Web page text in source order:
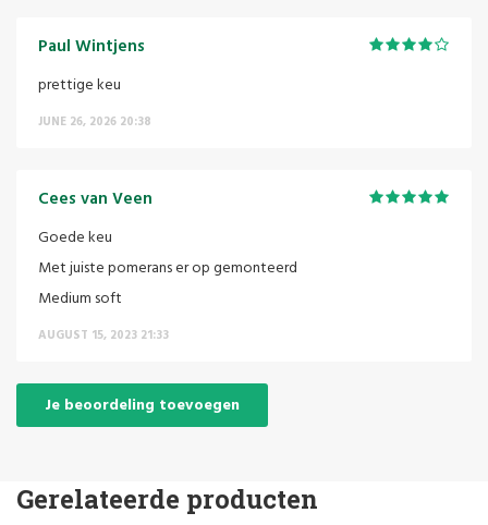
Paul Wintjens
prettige keu
JUNE 26, 2026 20:38
Cees van Veen
Goede keu
Met juiste pomerans er op gemonteerd
Medium soft
AUGUST 15, 2023 21:33
Je beoordeling toevoegen
Gerelateerde producten